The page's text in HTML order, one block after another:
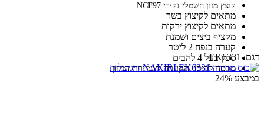
קוצץ מזון חשמלי נקירי NCF97
מתאים לקיצוץ בשר
מתאים לקיצוץ ירקות
מקציף ביצים ושמנת
קערה בנפח 2 ליטר
סכין בעל 4 להבים
מכסה לכיסוי הקערה לשמירת המזון
דגם: EK6331
במבצע 24%